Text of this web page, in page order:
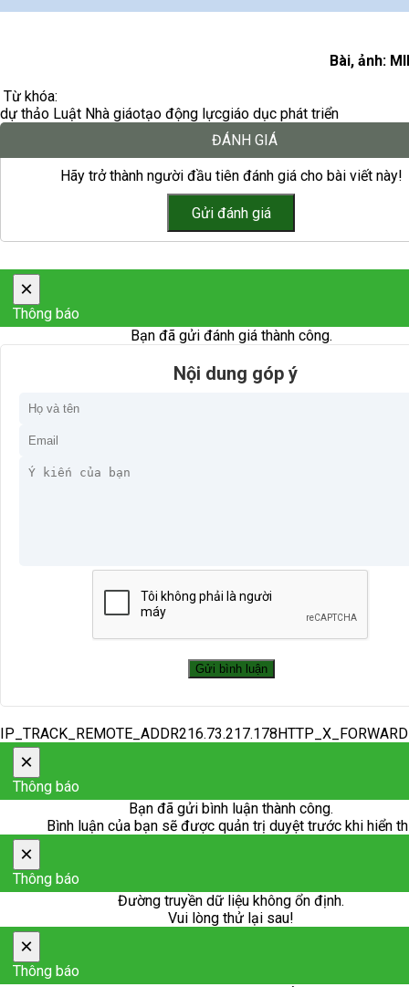
Bài, ảnh:
Từ khóa:
dự thảo Luật Nhà giáotạo động lựcgiáo dục phát triển
ĐÁNH GIÁ
Hãy trở thành người đầu tiên đánh giá cho bài viết này!
×
Thông báo
Bạn đã gửi đánh giá thành công.
Nội dung góp ý
×
Thông báo
Bạn đã gửi bình luận thành công.
Bình luận của bạn sẽ được quản trị duyệt trước khi hiển
×
Thông báo
Đường truyền dữ liệu không ổn định.
Vui lòng thử lại sau!
×
Thông báo